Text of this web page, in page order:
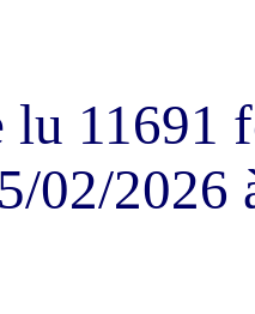
11691
02/2026